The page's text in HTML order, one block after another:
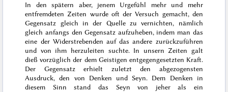
In den spätern aber, jenem Urgefühl mehr und mehr
entfremdeten Zeiten wurde oft der Versuch gemacht, den
Gegensatz gleich in der Quelle zu vernichten, nämlich
gleich anfangs den Gegensatz aufzuheben, indem man das
eine der Widerstrebenden auf das andere zurückzuführen
und von ihm herzuleiten suchte. In unsern Zeiten galt
dieß vorzüglich der dem Geistigen entgegengesetzten Kraft.
Der Gegensatz erhielt zuletzt den abgezogensten
Ausdruck, den von Denken und Seyn. Dem Denken in
diesem Sinn stand das Seyn von jeher als ein